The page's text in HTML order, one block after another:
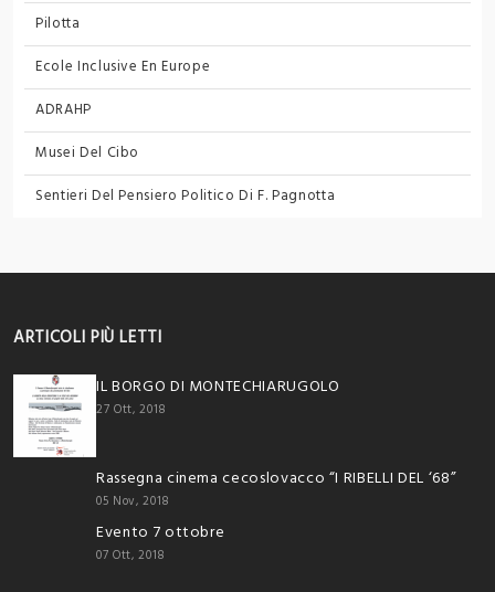
Pilotta
Ecole Inclusive En Europe
ADRAHP
Musei Del Cibo
Sentieri Del Pensiero Politico Di F. Pagnotta
ARTICOLI PIÙ LETTI
IL BORGO DI MONTECHIARUGOLO
27 Ott, 2018
Rassegna cinema cecoslovacco “I RIBELLI DEL ‘68”
05 Nov, 2018
Evento 7 ottobre
07 Ott, 2018